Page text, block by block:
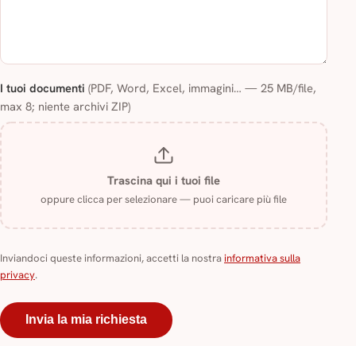
I tuoi documenti (PDF, Word, Excel, immagini… — 25 MB/file,
max 8; niente archivi ZIP)
Trascina qui i tuoi file
oppure clicca per selezionare — puoi caricare più file
Inviandoci queste informazioni, accetti la nostrainformativa sulla
privacy.
Invia la mia richiesta